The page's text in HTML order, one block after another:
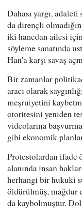
Dahası yargı,
da dirençli
iki hanedan ailesi
söyleme sanatında
Han'a karşı savaş
Bir zamanlar
aracı olarak
meşruiyetini
otoritesini yeniden
videolarına
gibi ekonomik
Protestolardan ifade
alanında insan
herhangi bir hukuki
öldürülmüş, mağdur
da kaybolmuştur.